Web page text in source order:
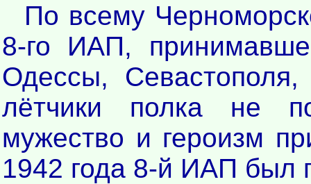
По всему
8-го ИАП,
Одессы,
лётчики полка не
мужество и героизм
1942 года 8-й ИАП был